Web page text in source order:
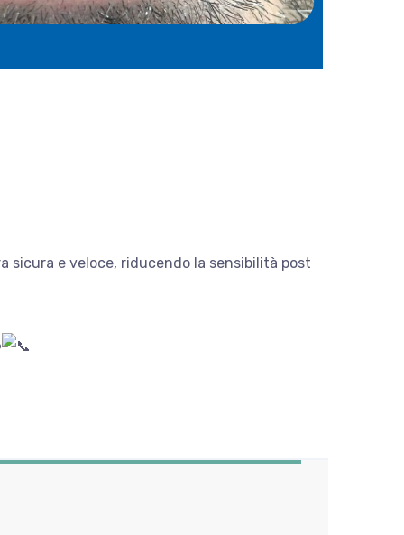
sicura e veloce, riducendo la sensibilità post